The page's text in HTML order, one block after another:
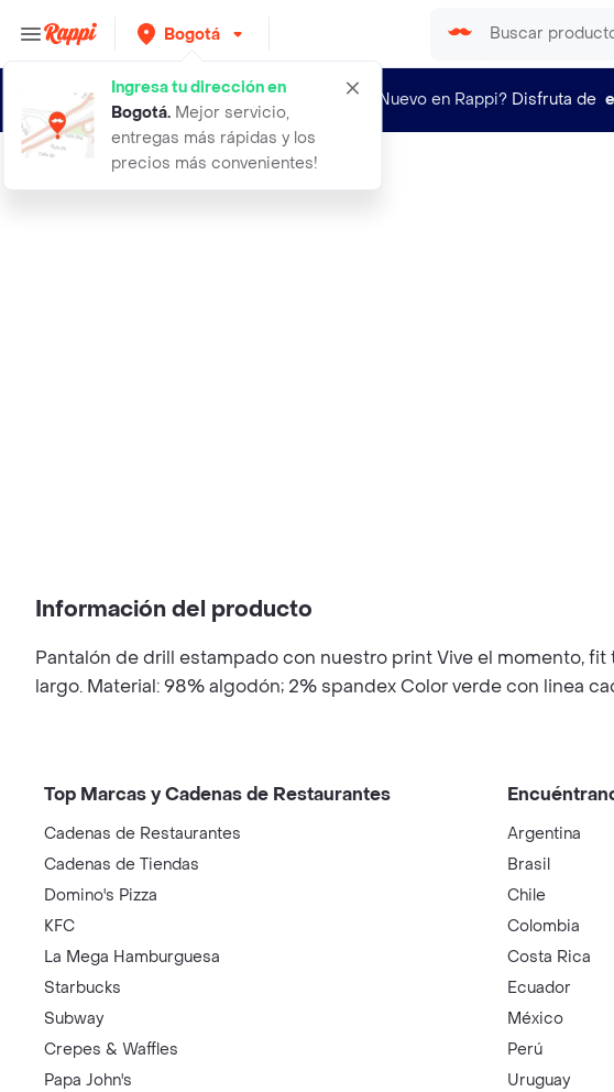
Bogotá
Ingresa tu dirección en
Bogotá. Mejor servicio,
entregas más rápidas y los
precios más convenientes!
¿Nuevo en Rappi? Disfruta de
44 pantalon aqui y ahora verde
Información del producto
Pantalón de drill estampado con nuestro print Vive el momento,
largo. Material: 98% algodón; 2% spandex Color verde con linea
Top Marcas y Cadenas de Restaurantes
Cadenas de Restaurantes
Cadenas de Tiendas
Domino's Pizza
KFC
La Mega Hamburguesa
Starbucks
Subway
Crepes & Waffles
Papa John's
Argentina
Brasil
Chile
Colombia
Costa Rica
Ecuador
México
Perú
Uruguay